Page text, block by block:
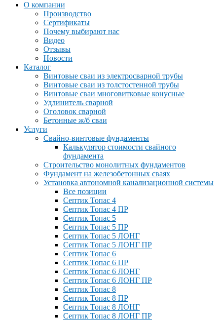
О компании
Производство
Сертификаты
Почему выбирают нас
Видео
Отзывы
Новости
Каталог
Винтовые сваи из электросварной трубы
Винтовые сваи из толстостенной трубы
Винтовые сваи многовитковые конусные
Удлинитель сварной
Оголовок сварной
Бетонные ж/б сваи
Услуги
Свайно-винтовые фундаменты
Калькулятор стоимости свайного
фундамента
Строительство монолитных фундаментов
Фундамент на железобетонных сваях
Установка автономной канализационной системы
Все позиции
Септик Топас 4
Септик Топас 4 ПР
Септик Топас 5
Септик Топас 5 ПР
Септик Топас 5 ЛОНГ
Септик Топас 5 ЛОНГ ПР
Септик Топас 6
Септик Топас 6 ПР
Септик Топас 6 ЛОНГ
Септик Топас 6 ЛОНГ ПР
Септик Топас 8
Септик Топас 8 ПР
Септик Топас 8 ЛОНГ
Септик Топас 8 ЛОНГ ПР